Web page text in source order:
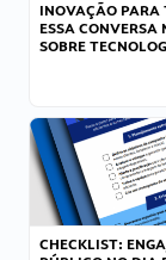
INOVAÇÃO PARA
ESSA CONVERSA
SOBRE
CHECKLIST: